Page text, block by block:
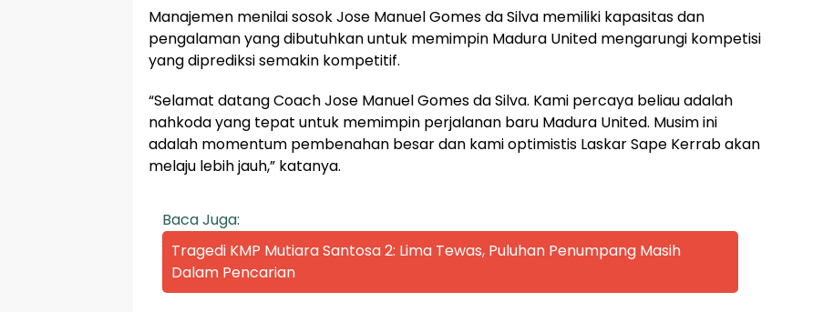
Manajemen menilai sosok Jose Manuel Gomes da Silva memiliki kapasitas dan
pengalaman yang dibutuhkan untuk memimpin Madura United mengarungi kompetisi
yang diprediksi semakin kompetitif.
“Selamat datang Coach Jose Manuel Gomes da Silva. Kami percaya beliau adalah
nahkoda yang tepat untuk memimpin perjalanan baru Madura United. Musim ini
adalah momentum pembenahan besar dan kami optimistis Laskar Sape Kerrab akan
melaju lebih jauh,” katanya.
Baca Juga:
Tragedi KMP Mutiara Santosa 2: Lima Tewas, Puluhan Penumpang Masih
Dalam Pencarian